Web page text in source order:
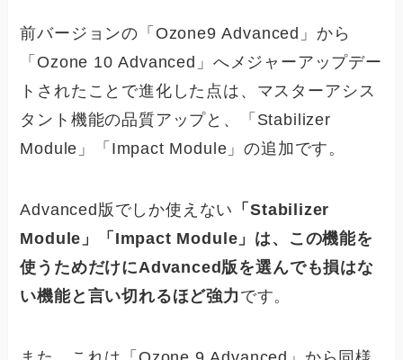
前バージョンの「Ozone9 Advanced」から
「Ozone 10 Advanced」へメジャーアップデー
トされたことで進化した点は、マスターアシス
タント機能の品質アップと、「Stabilizer
Module」「Impact Module」の追加です。
Advanced版でしか使えない 「Stabilizer
Module」「Impact Module」は、この機能を
使うためだけにAdvanced版を選んでも損はな
い機能と言い切れるほど強力 です。